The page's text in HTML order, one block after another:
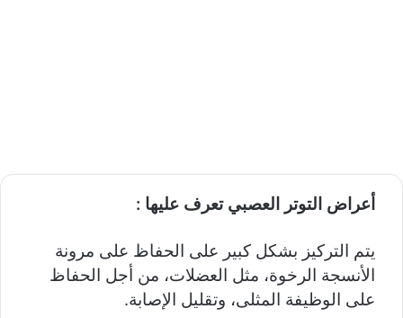
أعراض التوتر العصبي تعرف عليها :
يتم التركيز بشكل كبير على الحفاظ على مرونة
الأنسجة الرخوة، مثل العضلات، من أجل الحفاظ
على الوظيفة المثلى، وتقليل الإصابة.